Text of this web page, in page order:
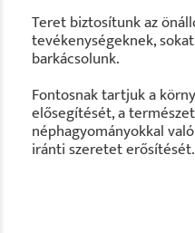
Teret biztosítunk az
tevékenységeknek,
barkácsolunk.
Fontosnak tartjuk a
elősegítését, a
néphagyományokkal
iránti szeretet erősítését.